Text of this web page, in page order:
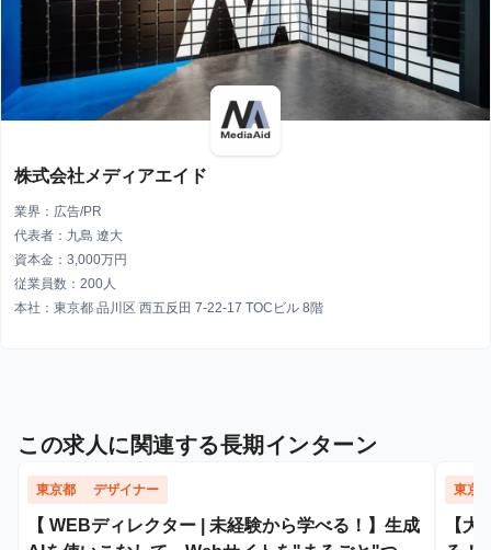
株式会社メディアエイド
業界：広告/PR
代表者：九島 遼大
資本金：3,000万円
従業員数：200人
本社：東京都 品川区 西五反田 7-22-17 TOCビル 8階
この求人に関連する長期インターン
東京都 デザイナー
【 WEBディレクター | 未経験から学べる！】生成
東京
【